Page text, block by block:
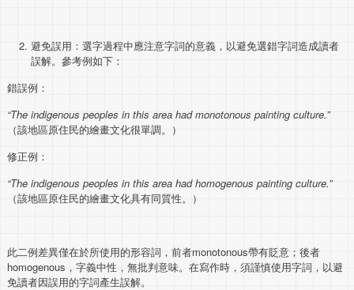
避免誤用：選字過程中應注意字詞的意義，以避免選錯字詞造成讀者
誤解。參考例如下：
錯誤例：
“The indigenous peoples in this area had monotonous painting culture.”
（該地區原住民的繪畫文化很單調。）
修正例：
“The indigenous peoples in this area had homogenous painting culture.”
（該地區原住民的繪畫文化具有同質性。）
此二例差異僅在於所使用的形容詞，前者monotonous帶有貶意；後者
homogenous，字義中性，無批判意味。在寫作時，須謹慎使用字詞，以避
免讀者因誤用的字詞產生誤解。